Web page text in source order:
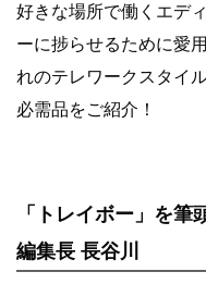
好きな場所で働くエデ
ーに捗らせるために愛
れのテレワークスタイ
必需品をご紹介！
「トレイボー」を
編集長 長谷川